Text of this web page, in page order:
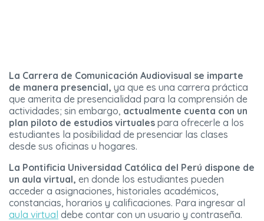
La Carrera de Comunicación Audiovisual se imparte
de manera presencial, ya que es una carrera práctica
que amerita de presencialidad para la comprensión de
actividades; sin embargo, actualmente cuenta con un
plan piloto de estudios virtuales para ofrecerle a los
estudiantes la posibilidad de presenciar las clases
desde sus oficinas u hogares.
La Pontificia Universidad Católica del Perú dispone de
un aula virtual, en donde los estudiantes pueden
acceder a asignaciones, historiales académicos,
constancias, horarios y calificaciones. Para ingresar al
aula virtual debe contar con un usuario y contraseña.